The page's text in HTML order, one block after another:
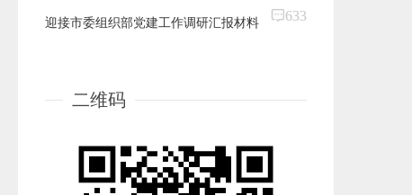
迎接市委组织部党建工作调研汇报材料
633
二维码